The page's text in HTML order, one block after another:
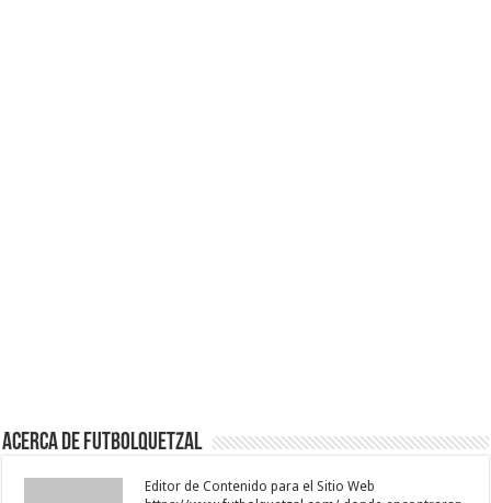
Acerca de Futbolquetzal
Editor de Contenido para el Sitio Web